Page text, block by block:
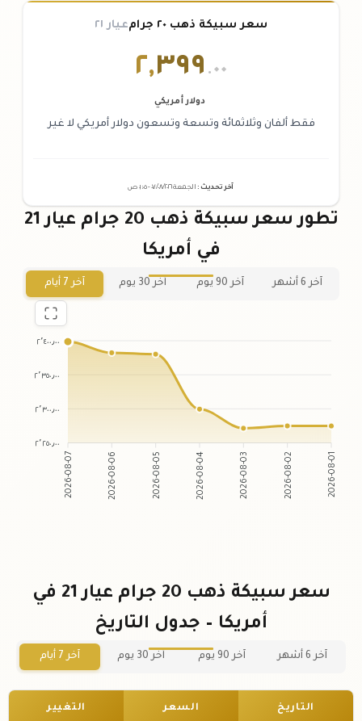
سعر سبيكة ذهب ٢٠ جرام عيار ٢١
٢,٣٩٩ .٠٠
دولار أمريكي
فقط ألفان وثلاثمائة وتسعة وتسعون دولار أمريكي لا غير
آخر تحديث : الجمعة ٠٧ /٠٨/٢٠٢٦ - ٠١:٠٥ ص
تطور سعر سبيكة ذهب 20 جرام عيار 21
في أمريكا
آخر 6 أشهر آخر 90 يوم آخر 30 يوم آخر 7 أيام
٢٬٤٠٠٫٠٠
٢٬٣٥٠٫٠٠
٢٬٣٠٠٫٠٠
٢٬٢٥٠٫٠٠
2026-08-07 2026-08-06 2026-08-05 2026-08-04 2026-08-03 2026-08-02 2026-08-01
سعر سبيكة ذهب 20 جرام عيار 21 في
أمريكا – جدول التاريخ
آخر 6 أشهر آخر 90 يوم آخر 30 يوم آخر 7 أيام
التاريخ السعر التغيير